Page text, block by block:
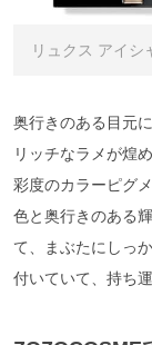
リュクス アイシ
奥行きのある目元
リッチなラメが煌
彩度のカラーピグ
色と奥行きのある
て、まぶたにしっ
付いていて、持ち